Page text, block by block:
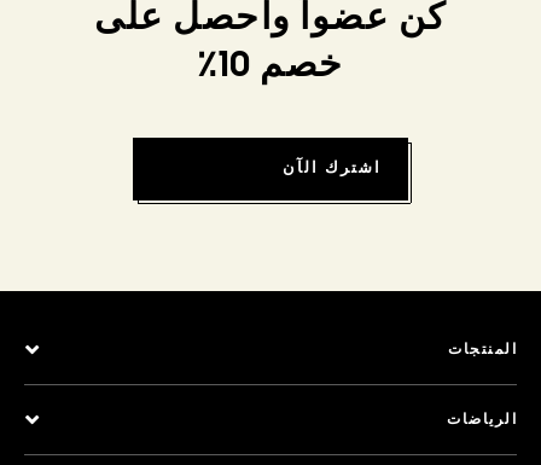
كن عضواً واحصل على
خصم 10٪
اشترك الآن
المنتجات
الرياضات